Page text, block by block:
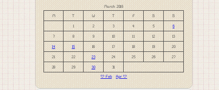
March 2016
M
T W T F S S
1 2 3 4 5 6
7 8 9 10 11 12 13
14 15 16 17 18 19 20
21 22 23 24 25 26 27
28 29 30
31
« Feb
Apr »